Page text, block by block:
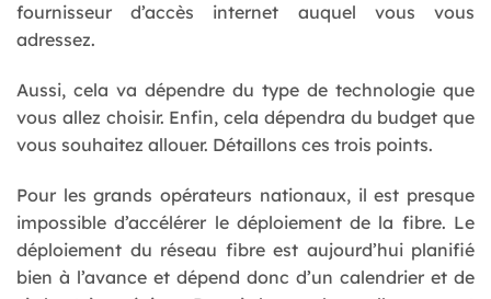
fournisseur d’accès internet auquel vous vous
adressez.
Aussi, cela va dépendre du type de technologie que
vous allez choisir. Enfin, cela dépendra du budget que
vous souhaitez allouer. Détaillons ces trois points.
Pour les grands opérateurs nationaux, il est presque
impossible d’accélérer le déploiement de la fibre. Le
déploiement du réseau fibre est aujourd’hui planifié
bien à l’avance et dépend donc d’un calendrier et de